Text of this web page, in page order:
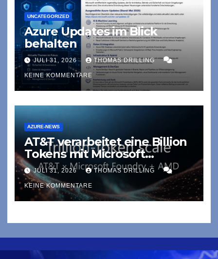
UNCATEGORIZED
Azure Updates im Blick
behalten
JULI 31, 2026 THOMAS DRILLING
KEINE KOMMENTARE
AZURE-NEWS
AT&T verarbeitet eine Billion
Tokens mit Microsoft
Foundry und AMD auf Azure
JULI 31, 2026 THOMAS DRILLING
KEINE KOMMENTARE